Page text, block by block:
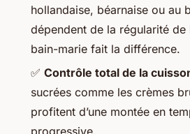
hollandaise, béarnaise ou au
dépendent de la régularité
bain-marie fait la différence.
✅ Contrôle total de la
sucrées comme les crèmes
profitent d’une montée en